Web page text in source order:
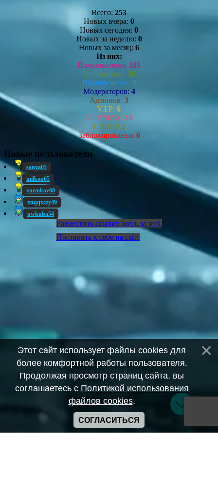
Всего: 253
Новых вчера: 0
Новых сегодня: 0
Новых за неделю: 0
Новых за месяц: 6
Из них:
Пользователей 185
Постоянные: 26
Проверенных: 9
Модераторов: 4
Админов: 3
V.I.P: 6
V.I.P MAX: 10
СУПЕР 2
Заблокированых 0
Новые пользователи
sanya05
milkon65
vnemkov60
xnqqxczy49
uwkuba54
Разместить ссылку здесь за руб.
Поставить к себе на сайт
Этот сайт использует файлы cookies для
более комфортной работы пользователя.
Продолжая просмотр страниц сайта, вы
соглашаетесь с Политикой использования
файлов cookies.
СОГЛАСИТЬСЯ